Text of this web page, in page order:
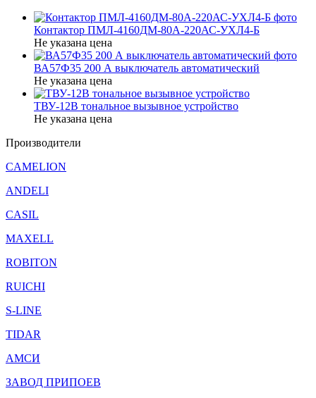
Контактор ПМЛ-4160ДМ-80А-220АС-УХЛ4-Б
Не указана цена
ВА57Ф35 200 А выключатель автоматический
Не указана цена
ТВУ-12В тональное вызывное устройство
Не указана цена
Производители
CAMELION
ANDELI
CASIL
MAXELL
ROBITON
RUICHI
S-LINE
TIDAR
АМСИ
ЗАВОД ПРИПОЕВ